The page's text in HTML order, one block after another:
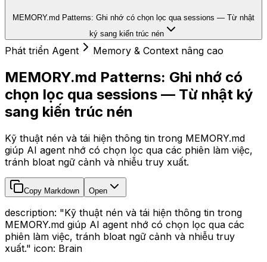
MEMORY.md Patterns: Ghi nhớ có chọn lọc qua sessions — Từ nhật
ký sang kiến trúc nén
Phát triển Agent Memory & Context nâng cao
MEMORY.md Patterns: Ghi nhớ có
chọn lọc qua sessions — Từ nhật ký
sang kiến trúc nén
Kỹ thuật nén và tái hiện thông tin trong MEMORY.md
giúp AI agent nhớ có chọn lọc qua các phiên làm việc,
tránh bloat ngữ cảnh và nhiễu truy xuất.
Copy Markdown Open
description: "Kỹ thuật nén và tái hiện thông tin trong
MEMORY.md giúp AI agent nhớ có chọn lọc qua các
phiên làm việc, tránh bloat ngữ cảnh và nhiễu truy
xuất." icon: Brain